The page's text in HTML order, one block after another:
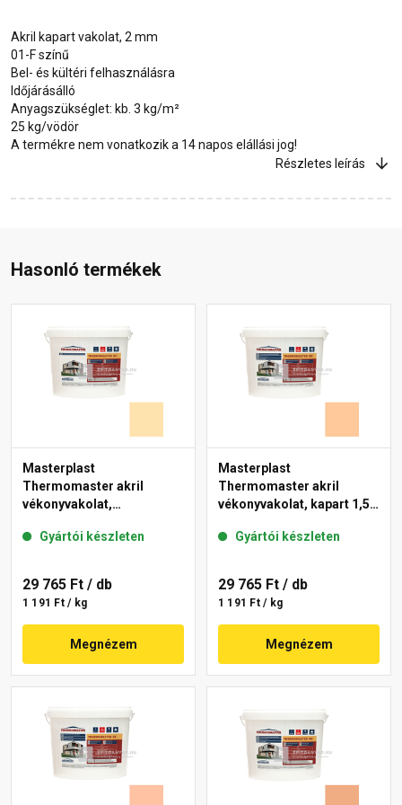
Akril kapart vakolat, 2 mm
01-F színű
Bel- és kültéri felhasználásra
Időjárásálló
Anyagszükséglet: kb. 3 kg/m²
25 kg/vödör
A termékre nem vonatkozik a 14 napos elállási jog!
Részletes leírás
Hasonló termékek
Masterplast
Thermomaster akril
vékonyvakolat,
01-E 25 kg
Gyártói készleten
29 765 Ft / db
1 191 Ft / kg
Megnézem
Masterplast
Thermomaster akril
vékonyvakolat, kapart 1,5
Gyártói készleten
29 765 Ft / db
1 191 Ft / kg
Megnézem